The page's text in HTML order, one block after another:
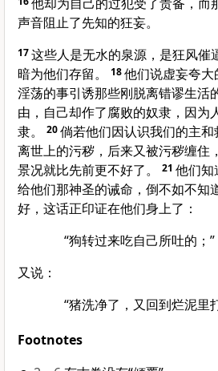
声音阻止了先知的狂妄。
17这些人是无水的泉源，是狂风催
暗为他们存留。
18他们说虚妄夸
淫荡的事引诱那些刚脱离错谬生活
由，自己却作了腐败的奴隶，因为
隶。
20倘若他们因认识我们的主
离世上的污秽，后来又被污秽缠住
景况就比先前更不好了。
21 他们知
给他们那神圣的诫命，倒不如不知
好，这话正印证在他们身上了：
“狗转过来吃自己所吐的；”
又说：
“猪洗净了，又回到烂泥里
Footnotes